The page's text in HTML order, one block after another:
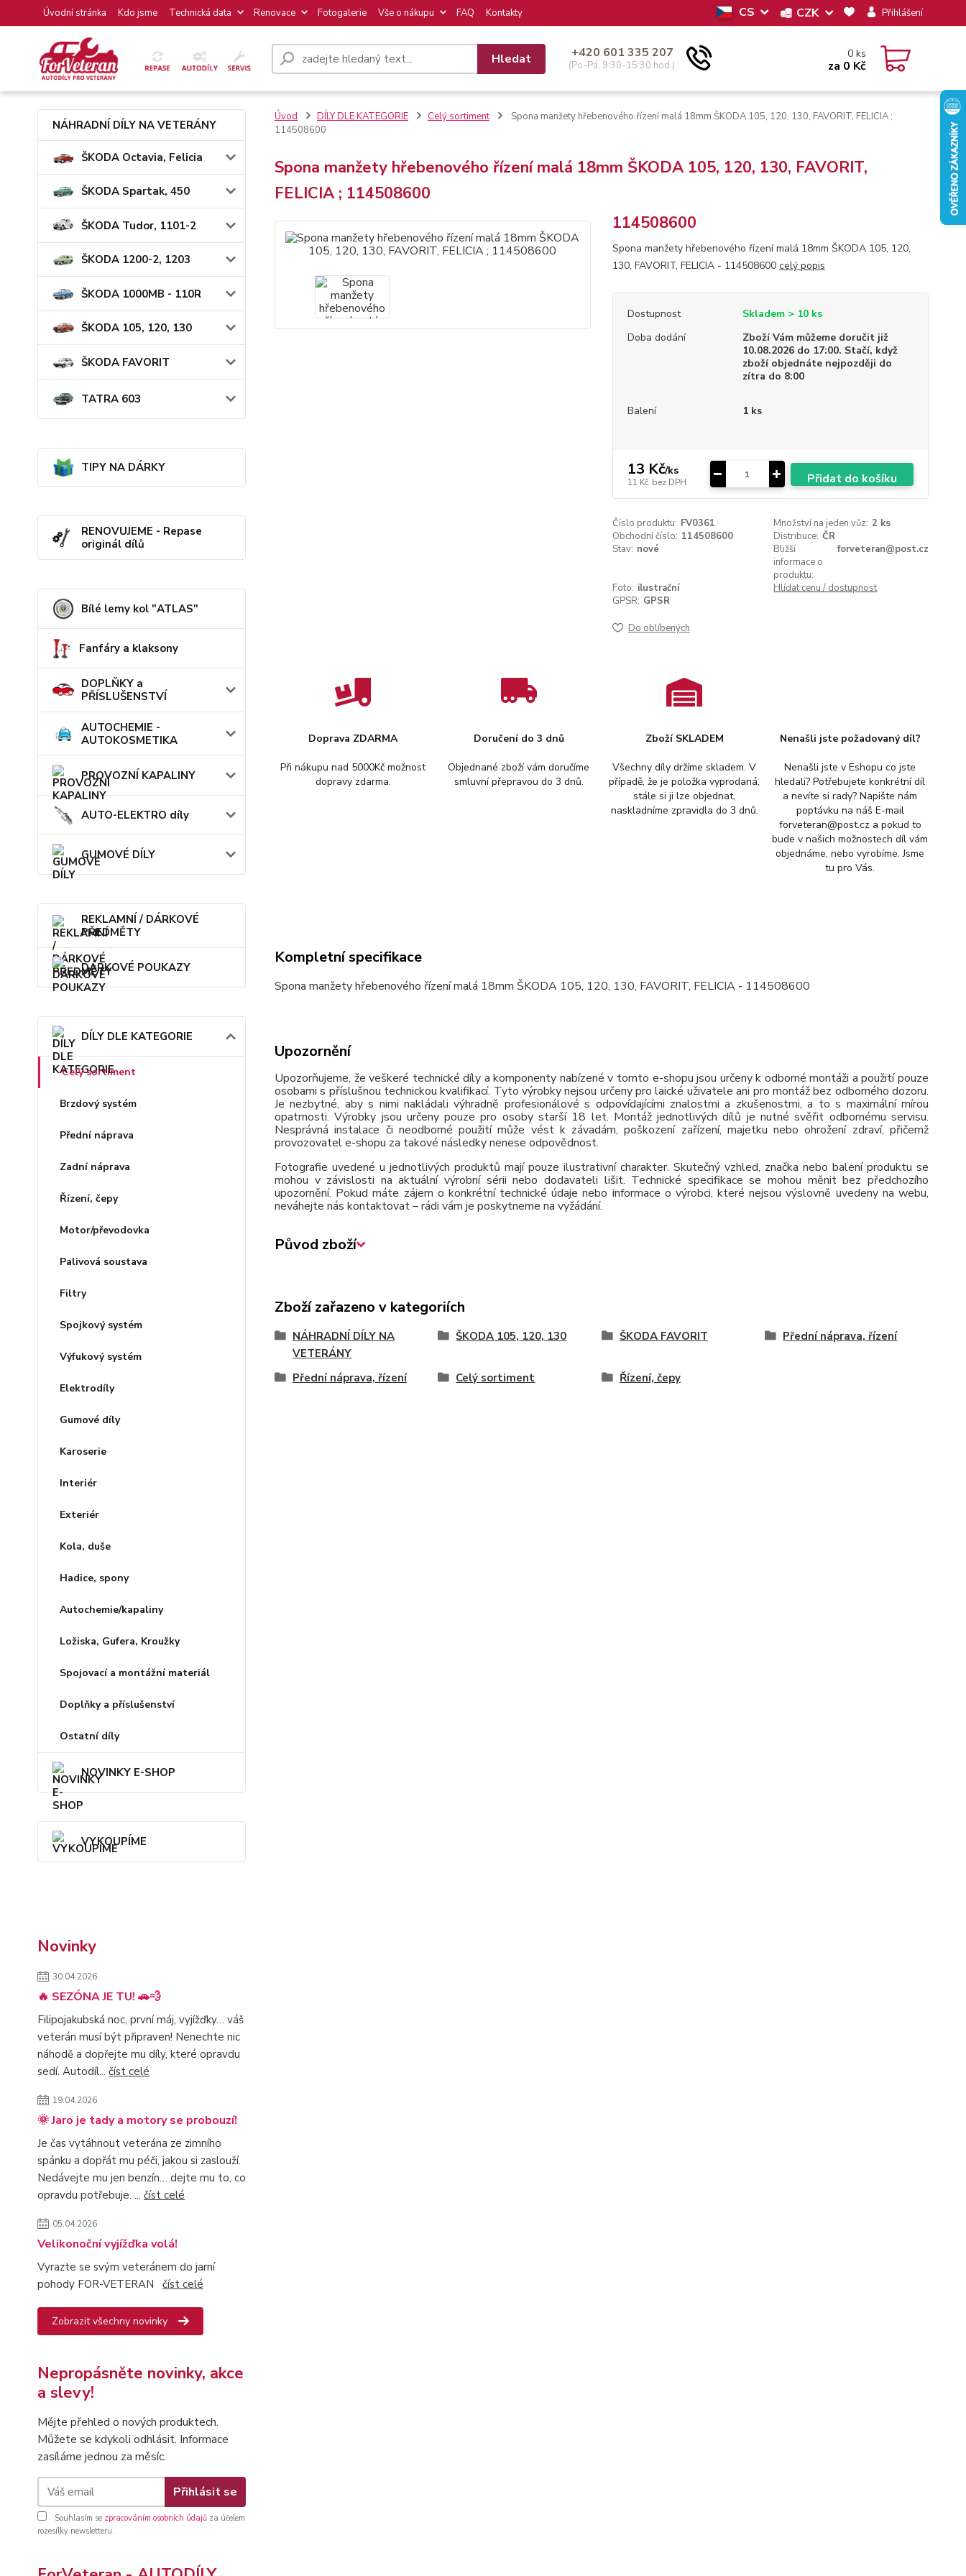
Úvodní stránka Kdo jsme Technická data Renovace Fotogalerie Vše o nákupu FAQ Kontakty CS CZK Přihlášení
Hledat +420 601 335 207
(Po-Pá, 9:30-15:30 hod.)
0 ks
za 0 Kč
NÁHRADNÍ DÍLY NA VETERÁNY
ŠKODA Octavia, Felicia
ŠKODA Spartak, 450
ŠKODA Tudor, 1101-2
ŠKODA 1200-2, 1203
ŠKODA 1000MB - 110R
ŠKODA 105, 120, 130
ŠKODA FAVORIT
TATRA 603
TIPY NA DÁRKY
RENOVUJEME - Repase
originál dílů
Bílé lemy kol "ATLAS"
Fanfáry a klaksony
DOPLŇKY a
PŘÍSLUŠENSTVÍ
AUTOCHEMIE -
AUTOKOSMETIKA
PROVOZNÍ KAPALINY
AUTO-ELEKTRO díly
GUMOVÉ DÍLY
REKLAMNÍ / DÁRKOVÉ
PŘEDMĚTY
DÁRKOVÉ POUKAZY
DÍLY DLE KATEGORIE
Celý sortiment
Brzdový systém
Přední náprava
Zadní náprava
Řízení, čepy
Motor/převodovka
Palivová soustava
Filtry
Spojkový systém
Výfukový systém
Elektrodíly
Gumové díly
Karoserie
Interiér
Exteriér
Kola, duše
Hadice, spony
Autochemie/kapaliny
Ložiska, Gufera, Kroužky
Spojovací a montážní materiál
Doplňky a příslušenství
Ostatní díly
NOVINKY E-SHOP
VYKOUPÍME
Novinky
30.04.2026
🔥 SEZÓNA JE TU! 🚗💨
Filipojakubská noc, první máj, vyjížďky… váš
veterán musí být připraven! Nenechte nic
náhodě a dopřejte mu díly, které opravdu
sedí. Autodíl... číst celé
19.04.2026
🌞 Jaro je tady a motory se probouzí!
Je čas vytáhnout veterána ze zimního
spánku a dopřát mu péči, jakou si zaslouží.
Nedávejte mu jen benzín… dejte mu to, co
opravdu potřebuje. ... číst celé
05.04.2026
Velikonoční vyjížďka volá!
Vyrazte se svým veteránem do jarní
pohody FOR-VETERAN číst celé
Zobrazit všechny novinky
Nepropásněte novinky, akce
a slevy!
Mějte přehled o nových produktech.
Můžete se kdykoli odhlásit. Informace
zasíláme jednou za měsíc.
Přihlásit se
Souhlasím se zpracováním osobních údajů za účelem
rozesílky newsletteru.
Úvod DÍLY DLE KATEGORIE Celý sortiment
Spona manžety hřebenového řízení malá 18mm ŠKODA 105, 120, 130, FAVORIT, FELICIA ;
114508600
Spona manžety hřebenového řízení malá 18mm ŠKODA 105, 120, 130, FAVORIT,
FELICIA ; 114508600
114508600
Spona manžety hřebenového řízení malá 18mm ŠKODA 105, 120,
130, FAVORIT, FELICIA - 114508600 celý popis
Dostupnost
Skladem > 10 ks
Doba dodání
Zboží Vám můžeme doručit již
10.08.2026 do 17:00. Stačí, když
zboží objednáte nejpozději do
zítra do 8:00
Balení 1 ks
13 Kč/ks
11 Kč bez DPH Přidat do košíku
Číslo produktu: FV0361 Množství na jeden vůz: 2 ks
Obchodní číslo: 114508600 Distribuce: ČR
Stav: nové
Bližší
informace o
produktu:
forveteran@post.cz
Foto: ilustrační
Hlídat cenu / dostupnost
GPSR: GPSR
Do oblíbených
Doprava ZDARMA
Při nákupu nad 5000Kč možnost
dopravy zdarma.
Doručení do 3 dnů
Objednané zboží vám doručíme
smluvní přepravou do 3 dnů.
Zboží SKLADEM
Všechny díly držíme skladem. V
případě, že je položka vyprodaná,
stále si ji lze objednat,
naskladníme zpravidla do 3 dnů.
Nenašli jste požadovaný díl?
Nenašli jste v Eshopu co jste
hledali? Potřebujete konkrétní díl
a nevíte si rady? Napište nám
poptávku na náš E-mail
forveteran@post.cz a pokud to
bude v našich možnostech díl vám
objednáme, nebo vyrobíme. Jsme
tu pro Vás.
Kompletní specifikace
Spona manžety hřebenového řízení malá 18mm ŠKODA 105, 120, 130, FAVORIT, FELICIA - 114508600
Upozornění
Upozorňujeme, že veškeré technické díly a komponenty nabízené v tomto e-shopu jsou určeny k odborné montáži a použití pouze
osobami s příslušnou technickou kvalifikací. Tyto výrobky nejsou určeny pro laické uživatele ani pro montáž bez odborného dozoru.
Je nezbytné, aby s nimi nakládali výhradně profesionálové s odpovídajícími znalostmi a zkušenostmi, a to s maximální mírou
opatrnosti. Výrobky jsou určeny pouze pro osoby starší 18 let. Montáž jednotlivých dílů je nutné svěřit odbornému servisu.
Nesprávná instalace či neodborné použití může vést k závadám, poškození zařízení, majetku nebo ohrožení zdraví, přičemž
provozovatel e-shopu za takové následky nenese odpovědnost.
Fotografie uvedené u jednotlivých produktů mají pouze ilustrativní charakter. Skutečný vzhled, značka nebo balení produktu se
mohou v závislosti na aktuální výrobní sérii nebo dodavateli lišit. Technické specifikace se mohou měnit bez předchozího
upozornění. Pokud máte zájem o konkrétní technické údaje nebo informace o výrobci, které nejsou výslovně uvedeny na webu,
neváhejte nás kontaktovat – rádi vám je poskytneme na vyžádání.
Původ zboží
Zboží zařazeno v kategoriích
NÁHRADNÍ DÍLY NA
VETERÁNY
ŠKODA 105, 120, 130 ŠKODA FAVORIT Přední náprava, řízení
Přední náprava, řízení Celý sortiment Řízení, čepy